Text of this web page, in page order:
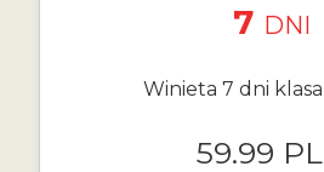
7 DNI
Winieta 7 dni
59.99